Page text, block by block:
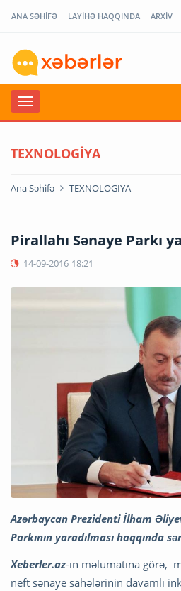
ANA SƏHİFƏ LAYİHƏ HAQQINDA ARXİV
TEXNOLOGİYA
Ana Səhifə TEXNOLOGİYA
Pirallahı Sənaye Parkı
14-09-2016 18:21
Azərbaycan Prezidenti İlham
Parkının yaradılması haqqında
Xeberler.az-ın məlumatına görə,
neft sənaye sahələrinin davamlı